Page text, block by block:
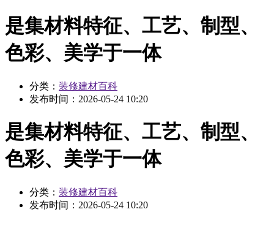
是集材料特征、工艺、制型、
色彩、美学于一体
分类： 装修建材百科
发布时间： 2026-05-24 10:20
是集材料特征、工艺、制型、
色彩、美学于一体
分类： 装修建材百科
发布时间： 2026-05-24 10:20